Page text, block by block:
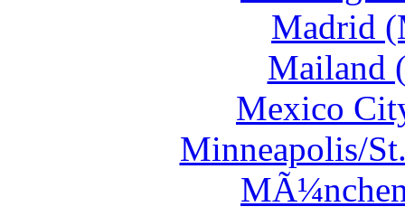
Madrid
Mailand
Mexico
Minneapolis/